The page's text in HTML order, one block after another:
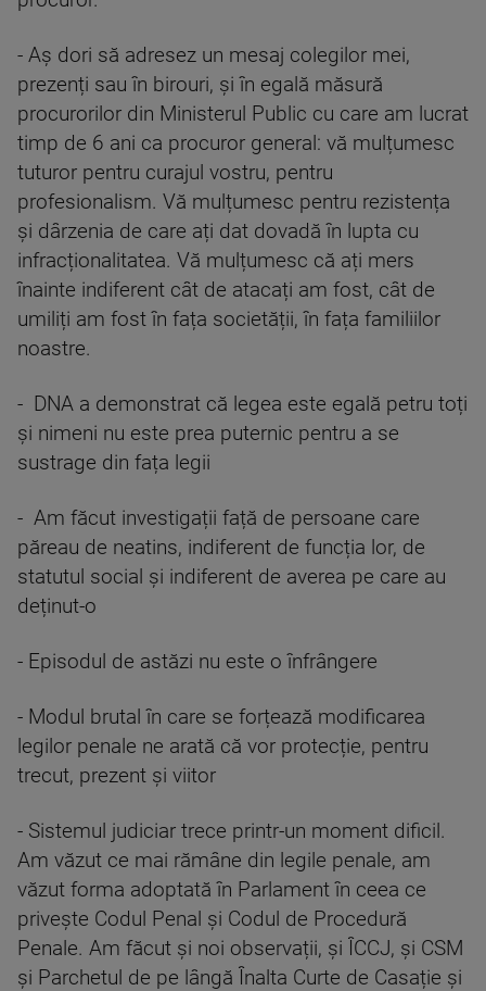
- Aș dori să adresez un mesaj colegilor mei,
prezenți sau în birouri, și în egală măsură
procurorilor din Ministerul Public cu care am lucrat
timp de 6 ani ca procuror general: vă mulțumesc
tuturor pentru curajul vostru, pentru
profesionalism. Vă mulțumesc pentru rezistența
și dârzenia de care ați dat dovadă în lupta cu
infracționalitatea. Vă mulțumesc că ați mers
înainte indiferent cât de atacați am fost, cât de
umiliți am fost în fața societății, în fața familiilor
noastre.
- DNA a demonstrat că legea este egală petru toți
și nimeni nu este prea puternic pentru a se
sustrage din fața legii
- Am făcut investigații față de persoane care
păreau de neatins, indiferent de funcția lor, de
statutul social și indiferent de averea pe care au
deținut-o
- Episodul de astăzi nu este o înfrângere
- Modul brutal în care se forțează modificarea
legilor penale ne arată că vor protecție, pentru
trecut, prezent și viitor
- Sistemul judiciar trece printr-un moment dificil.
Am văzut ce mai rămâne din legile penale, am
văzut forma adoptată în Parlament în ceea ce
privește Codul Penal și Codul de Procedură
Penale. Am făcut și noi observații, și ÎCCJ, și CSM
și Parchetul de pe lângă Înalta Curte de Casație și